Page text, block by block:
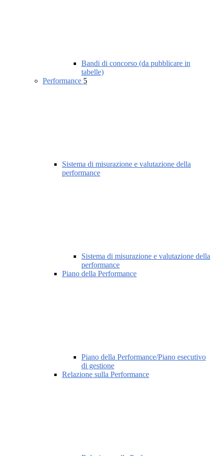
Bandi di concorso (da pubblicare in
tabelle)
Performance 5
Sistema di misurazione e valutazione della
performance
Sistema di misurazione e valutazione della
performance
Piano della Performance
Piano della Performance/Piano esecutivo
di gestione
Relazione sulla Performance